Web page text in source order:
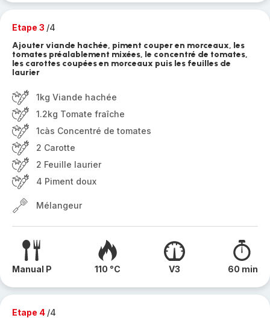
Etape 3 /4
Ajouter viande hachée, piment couper en morceaux, les
tomates préalablement mixées, le concentré de tomates,
les carottes coupées en morceaux puis les feuilles de
laurier
1kg Viande hachée
1.2kg Tomate fraîche
1càs Concentré de tomates
2 Carotte
2 Feuille laurier
4 Piment doux
Mélangeur
Manual P 110 °C V3 60 min
Etape 4 /4